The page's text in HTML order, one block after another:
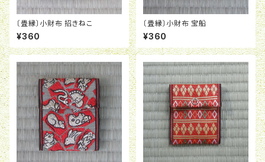
〔畳縁〕小財布 招きねこ
¥360
〔畳縁〕小財布 宝船
¥360